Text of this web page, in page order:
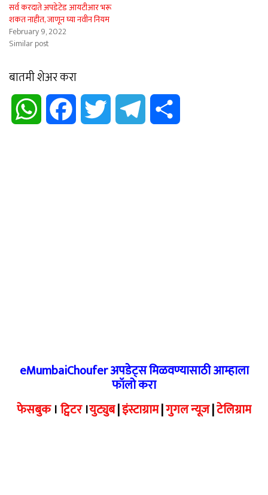
सर्व करदाते अपडेटेड आयटीआर भरू
शकत नाहीत, जाणून घ्या नवीन नियम
February 9, 2022
Similar post
बातमी शेअर करा
WhatsApp Facebook Twitter Telegram
eMumbaiChoufer अपडेट्स मिळवण्यासाठी आम्हाला
फॉलो करा
फेसबुक।ट्विटर।युट्युब|इंस्टाग्राम|गुगल न्यूज|टेलिग्राम